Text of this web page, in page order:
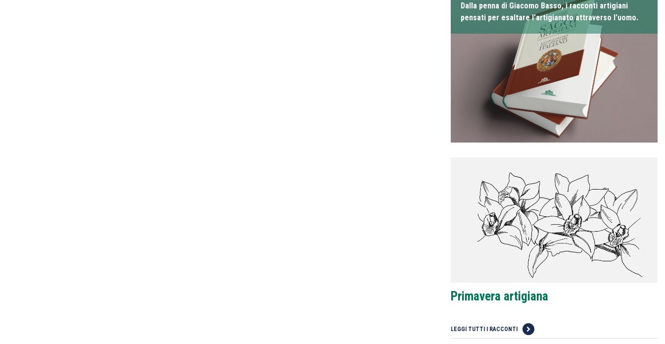
Dalla penna di Giacomo Basso, i racconti artigiani
pensati per esaltare l’artigianato attraverso l’uomo.
Primavera artigiana
LEGGI TUTTI I RACCONTI